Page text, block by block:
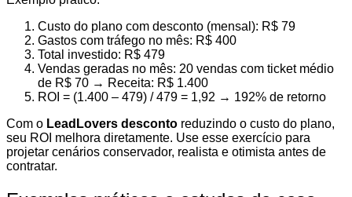
Custo do plano com desconto (mensal): R$ 79
Gastos com tráfego no mês: R$ 400
Total investido: R$ 479
Vendas geradas no mês: 20 vendas com ticket médio
de R$ 70 → Receita: R$ 1.400
ROI = (1.400 – 479) / 479 = 1,92 → 192% de retorno
Com o LeadLovers desconto reduzindo o custo do plano,
seu ROI melhora diretamente. Use esse exercício para
projetar cenários conservador, realista e otimista antes de
contratar.